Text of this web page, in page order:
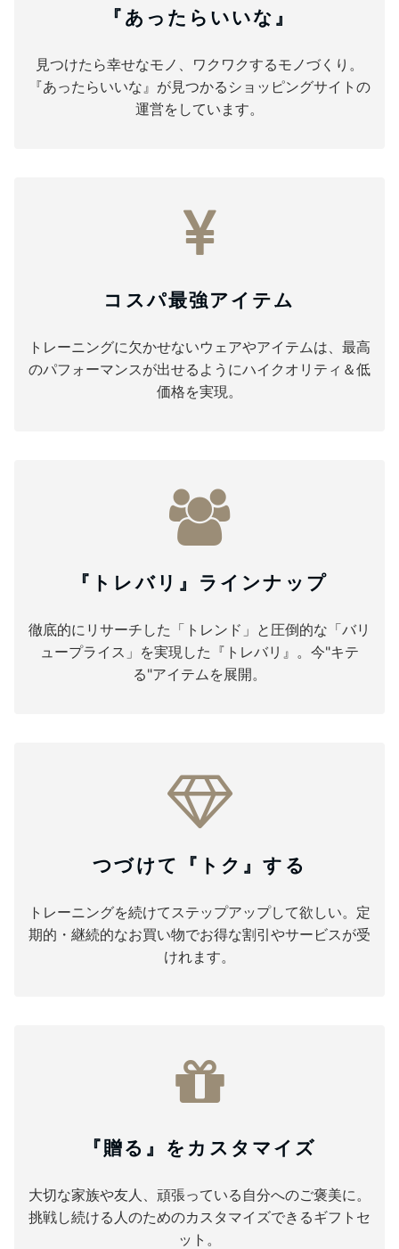
『あったらいいな』
見つけたら幸せなモノ、ワクワクするモノづくり。
『あったらいいな』が見つかるショッピングサイトの
運営をしています。
コスパ最強アイテム
トレーニングに欠かせないウェアやアイテムは、最高
のパフォーマンスが出せるようにハイクオリティ＆低
価格を実現。
『トレバリ』ラインナップ
徹底的にリサーチした「トレンド」と圧倒的な「バリ
ュープライス」を実現した『トレバリ』。今"キテ
る"アイテムを展開。
つづけて『トク』する
トレーニングを続けてステップアップして欲しい。定
期的・継続的なお買い物でお得な割引やサービスが受
けれます。
『贈る』をカスタマイズ
大切な家族や友人、頑張っている自分へのご褒美に。
挑戦し続ける人のためのカスタマイズできるギフトセ
ット。